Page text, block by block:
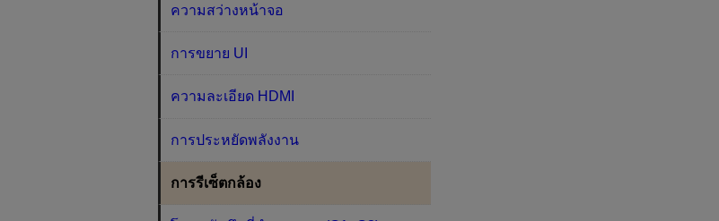
ความสว่างหน้าจอ
การขยาย UI
ความละเอียด HDMI
การประหยัดพลังงาน
การรีเซ็ตกล้อง